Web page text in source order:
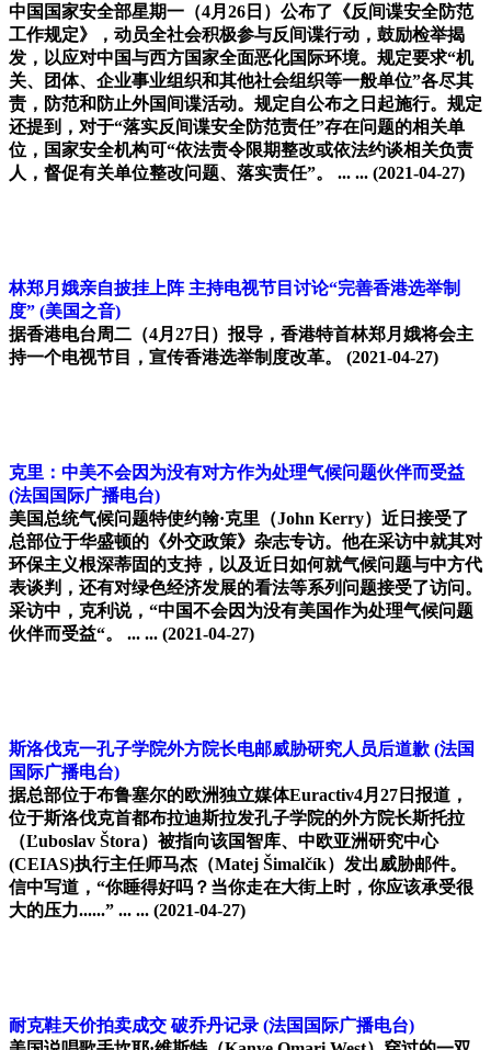
中国国家安全部星期一（4月26日）公布了《反间谍安全防范
工作规定》，动员全社会积极参与反间谍行动，鼓励检举揭
发，以应对中国与西方国家全面恶化国际环境。规定要求“机
关、团体、企业事业组织和其他社会组织等一般单位”各尽其
责，防范和防止外国间谍活动。规定自公布之日起施行。规定
还提到，对于“落实反间谍安全防范责任”存在问题的相关单
位，国家安全机构可“依法责令限期整改或依法约谈相关负责
人，督促有关单位整改问题、落实责任”。 ... ... (2021-04-27)
林郑月娥亲自披挂上阵 主持电视节目讨论“完善香港选举制
度” (美国之音)
据香港电台周二（4月27日）报导，香港特首林郑月娥将会主
持一个电视节目，宣传香港选举制度改革。 (2021-04-27)
克里：中美不会因为没有对方作为处理气候问题伙伴而受益
(法国国际广播电台)
美国总统气候问题特使约翰·克里（John Kerry）近日接受了
总部位于华盛顿的《外交政策》杂志专访。他在采访中就其对
环保主义根深蒂固的支持，以及近日如何就气候问题与中方代
表谈判，还有对绿色经济发展的看法等系列问题接受了访问。
采访中，克利说，“中国不会因为没有美国作为处理气候问题
伙伴而受益“。 ... ... (2021-04-27)
斯洛伐克一孔子学院外方院长电邮威胁研究人员后道歉 (法国
国际广播电台)
据总部位于布鲁塞尔的欧洲独立媒体Euractiv4月27日报道，
位于斯洛伐克首都布拉迪斯拉发孔子学院的外方院长斯托拉
（Ľuboslav Štora）被指向该国智库、中欧亚洲研究中心
(CEIAS)执行主任师马杰（Matej Šimalčík）发出威胁邮件。
信中写道，“你睡得好吗？当你走在大街上时，你应该承受很
大的压力......” ... ... (2021-04-27)
耐克鞋天价拍卖成交 破乔丹记录 (法国国际广播电台)